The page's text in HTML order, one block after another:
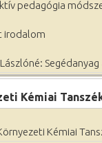
pedagógia
irodalom
Kémiai
Kémiai